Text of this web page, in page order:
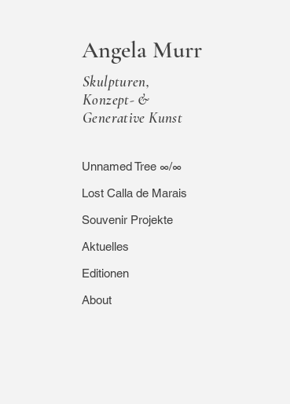
Skulpturen,
Konzept- &
Generative Kunst
Angela Murr
Unnamed Tree ∞/∞
Lost Calla de Marais
Souvenir Projekte
Aktuelles
Editionen
About